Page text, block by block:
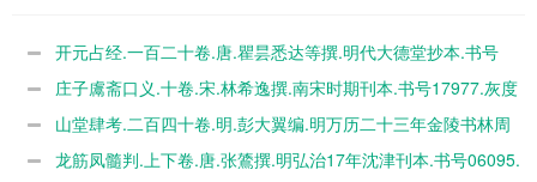
载
开元占经.一百二十卷.唐.瞿昙悉达等撰.明代大德堂抄本.书号
08167.灰度胶片 PDF电子版下载
庄子鬳斋口义.十卷.宋.林希逸撰.南宋时期刊本.书号17977.灰度
胶片 PDF电子版下载
山堂肆考.二百四十卷.明.彭大翼编.明万历二十三年金陵书林周
显刊本.灰度胶片 PDF电子版下载
龙筋凤髓判.上下卷.唐.张鷟撰.明弘治17年沈津刊本.书号06095.